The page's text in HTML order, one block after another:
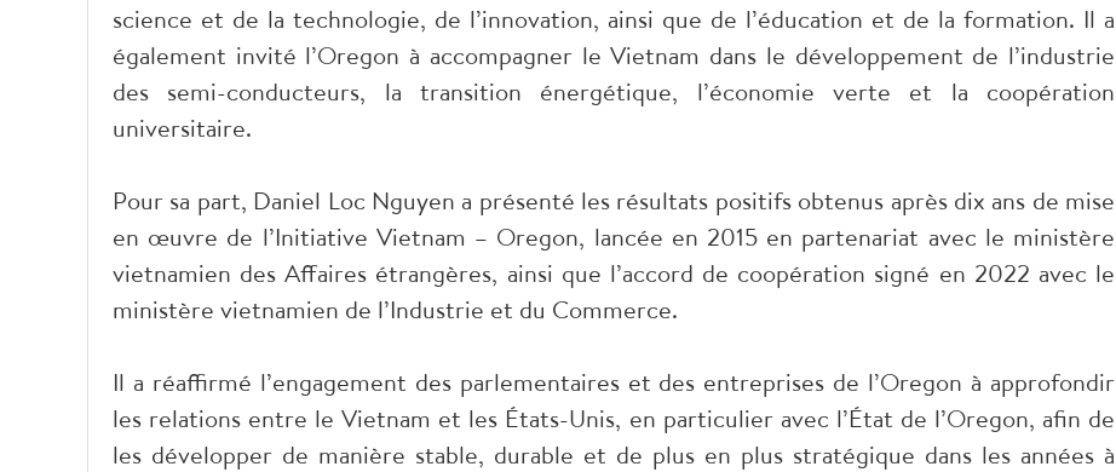
science et de la technologie, de l’innovation, ainsi que de l’éducation et de la formation. Il a
également invité l’Oregon à accompagner le Vietnam dans le développement de l’industrie
des semi-conducteurs, la transition énergétique, l’économie verte et la coopération
universitaire.
Pour sa part, Daniel Loc Nguyen a présenté les résultats positifs obtenus après dix ans de mise
en œuvre de l’Initiative Vietnam – Oregon, lancée en 2015 en partenariat avec le ministère
vietnamien des Affaires étrangères, ainsi que l’accord de coopération signé en 2022 avec le
ministère vietnamien de l’Industrie et du Commerce.
Il a réaffirmé l’engagement des parlementaires et des entreprises de l’Oregon à approfondir
les relations entre le Vietnam et les États-Unis, en particulier avec l’État de l’Oregon, afin de
les développer de manière stable, durable et de plus en plus stratégique dans les années à